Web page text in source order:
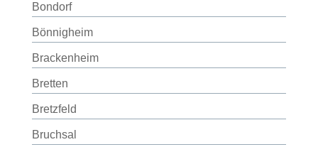
Bondorf
Bönnigheim
Brackenheim
Bretten
Bretzfeld
Bruchsal